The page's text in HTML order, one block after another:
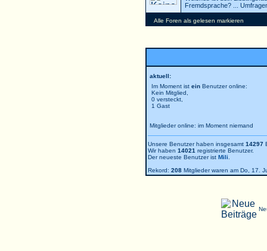
Fremdsprache? ...
Alle Foren als gelesen markieren
aktuell:
Im Moment ist ein Benutzer online:
Kein Mitglied,
0 versteckt,
1 Gast
Mitglieder online: im Moment niemand
Unsere Benutzer haben insgesamt 14297
Wir haben 14021 registrierte Benutzer.
Der neueste Benutzer ist Mili
Rekord: 208 Mitglieder waren am Do, 17.